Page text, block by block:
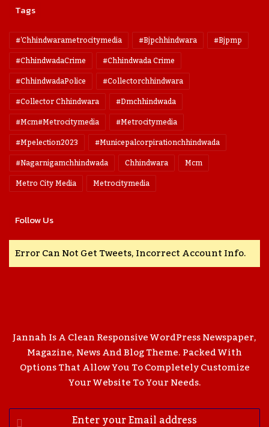
Tags
#'chhindwarametrocitymedia #bjpchhindwara
#bjpmp
#ChhindwadaCrime
#Chhindwada Crime
#ChhindwadaPolice
#collectorchhindwara
#collector Chhindwara
#dmchhindwada
#mcm#metrocitymedia
#metrocitymedia
#mpelection2023
#municepalcorpirationchhindwada
#nagarnigamchhindwada
Chhindwara
Mcm
Metro City Media
Metrocitymedia
Follow Us
Error Can Not Get Tweets, Incorrect Account Info.
Jannah Is A Clean Responsive WordPress Newspaper,
Magazine, News And Blog Theme. Packed With
Options That Allow You To Completely Customize
Your Website To Your Needs.
Enter